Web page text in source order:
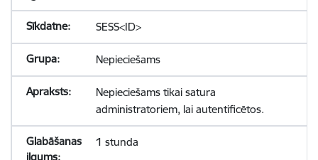
SESS<ID>
Nepieciešams
Nepieciešams tikai satura
administratoriem, lai autentificētos.
1 stunda